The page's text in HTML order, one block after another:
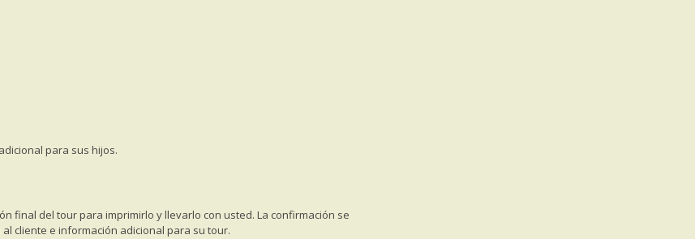
para sus hijos.
final del tour para imprimirlo y llevarlo con usted. La confirmación se
cliente e información adicional para su tour.